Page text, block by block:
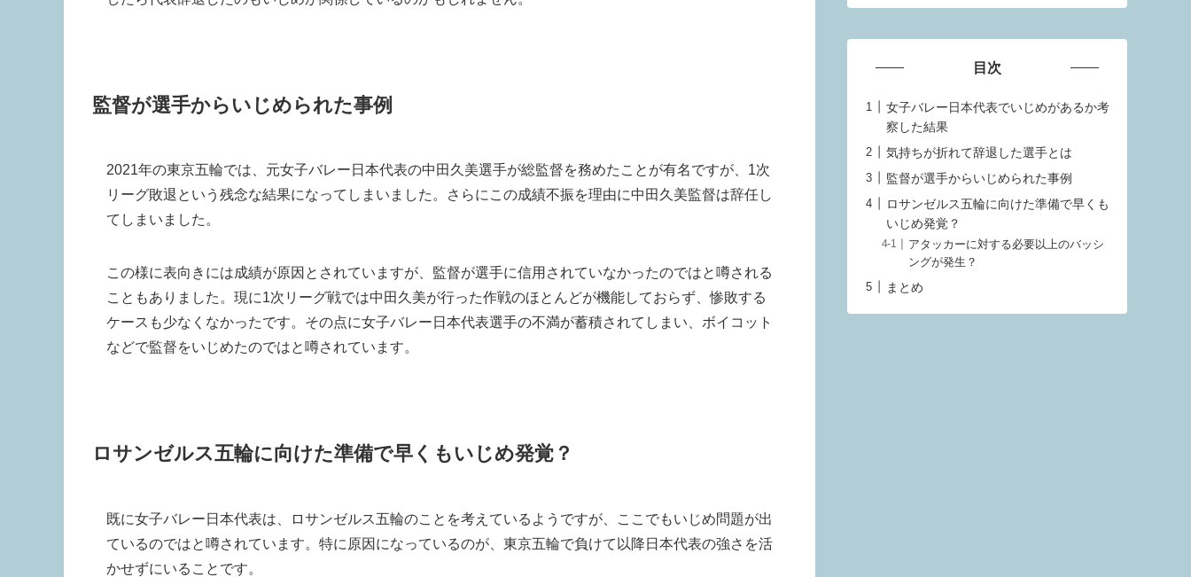
監督が選手からいじめられた事例
2021年の東京五輪では、元女子バレー日本代表の中田久美選手が総監督を務めたことが有名ですが、1次
リーグ敗退という残念な結果になってしまいました。さらにこの成績不振を理由に中田久美監督は辞任し
てしまいました。
この様に表向きには成績が原因とされていますが、監督が選手に信用されていなかったのではと噂される
こともありました。現に1次リーグ戦では中田久美が行った作戦のほとんどが機能しておらず、惨敗する
ケースも少なくなかったです。その点に女子バレー日本代表選手の不満が蓄積されてしまい、ボイコット
などで監督をいじめたのではと噂されています。
ロサンゼルス五輪に向けた準備で早くもいじめ発覚？
既に女子バレー日本代表は、ロサンゼルス五輪のことを考えているようですが、ここでもいじめ問題が出
ているのではと噂されています。特に原因になっているのが、東京五輪で負けて以降日本代表の強さを活
かせずにいることです。
ブ
目次
女子バレー日本代表でいじめがあるか考
察した結果
気持ちが折れて辞退した選手とは
監督が選手からいじめられた事例
ロサンゼルス五輪に向けた準備で早くも
いじめ発覚？
アタッカーに対する必要以上のバッシ
ングが発生？
まとめ